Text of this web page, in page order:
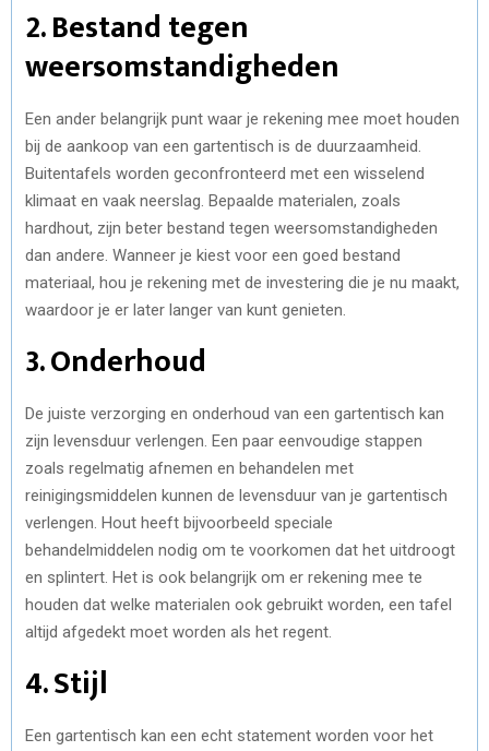
2. Bestand tegen
weersomstandigheden
Een ander belangrijk punt waar je rekening mee moet houden
bij de aankoop van een gartentisch is de duurzaamheid.
Buitentafels worden geconfronteerd met een wisselend
klimaat en vaak neerslag. Bepaalde materialen, zoals
hardhout, zijn beter bestand tegen weersomstandigheden
dan andere. Wanneer je kiest voor een goed bestand
materiaal, hou je rekening met de investering die je nu maakt,
waardoor je er later langer van kunt genieten.
3. Onderhoud
De juiste verzorging en onderhoud van een gartentisch kan
zijn levensduur verlengen. Een paar eenvoudige stappen
zoals regelmatig afnemen en behandelen met
reinigingsmiddelen kunnen de levensduur van je gartentisch
verlengen. Hout heeft bijvoorbeeld speciale
behandelmiddelen nodig om te voorkomen dat het uitdroogt
en splintert. Het is ook belangrijk om er rekening mee te
houden dat welke materialen ook gebruikt worden, een tafel
altijd afgedekt moet worden als het regent.
4. Stijl
Een gartentisch kan een echt statement worden voor het